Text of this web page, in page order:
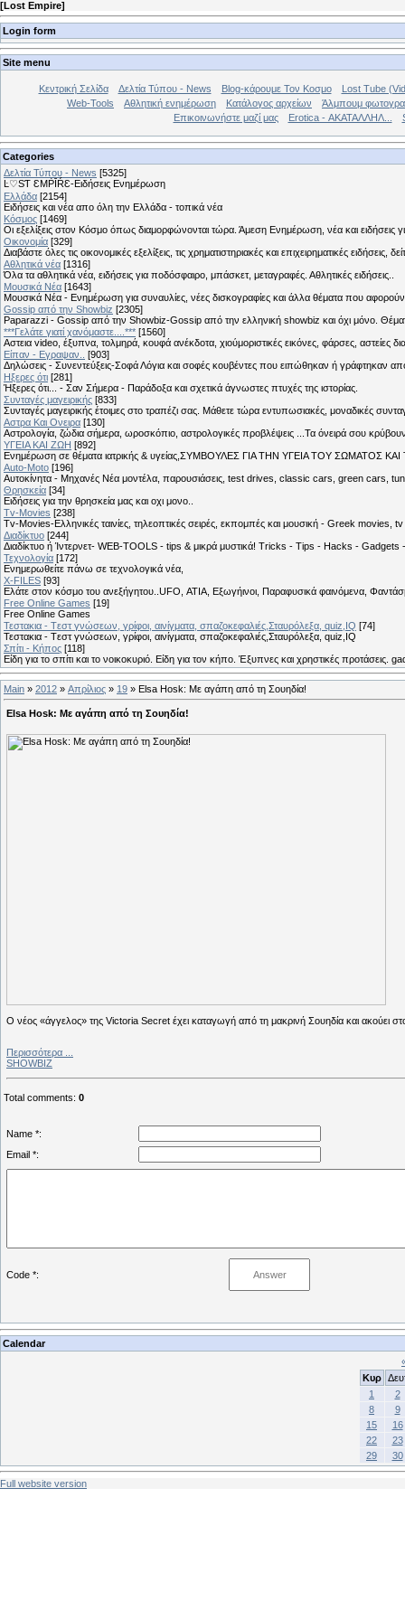
[Lost Empire]
Login form
Site menu
Κεντρική Σελίδα Δελτία Τύπου - News Blog-κάρουμε Τον Κοσμο
Lost Tube
Web-Tools
Αθλητική ενημέρωση Κατάλογος αρχείων
Άλμπουμ
Επικοινωνήστε μαζί μας
Erotica - ΑΚΑΤΑΛΛΗΛ...
Categories
Δελτία Τύπου - News [5325]
Ŀ♡SƬ ƐMṖĪŔƐ-Ειδήσεις Ενημέρωση
Ελλάδα [2154]
Ειδήσεις και νέα απο όλη την Ελλάδα - τοπικά νέα
Κόσμος [1469]
Οι εξελίξεις στον Κόσμο όπως διαμορφώνονται τώρα. Άμεση Ενημέρωση, νέα και
Οικονομία [329]
Διαβάστε όλες τις οικονομικές εξελίξεις, τις χρηματιστηριακές και επιχειρηματικές ειδήσεις,
Αθλητικά νέα [1316]
Όλα τα αθλητικά νέα, ειδήσεις για ποδόσφαιρο, μπάσκετ, μεταγραφές. Αθλητικές ειδήσεις..
Μουσικά Νέα [1643]
Μουσικά Νέα - Ενημέρωση για συναυλίες, νέες δισκογραφίες και άλλα θέματα που
Gossip από την Showbiz [2305]
Paparazzi - Gossip από την Showbiz-Gossip από την ελληνική showbiz και όχι μόνο.
***Γελάτε γιατί χανόμαστε....*** [1560]
Αστεια video, έξυπνα, τολμηρά, κουφά ανέκδοτα, χιούμοριστικές εικόνες, φάρσες, αστείες
Είπαν - Εγραψαν..
[903]
Δηλώσεις - Συνεντεύξεις-Σοφά Λόγια και σοφές κουβέντες που ειπώθηκαν ή
Hξερες ότι [281]
Ήξερες ότι... - Σαν Σήμερα - Παράδοξα και σχετικά άγνωστες πτυχές της ιστορίας.
Συνταγές μαγειρικής [833]
Συνταγές μαγειρικής έτοιμες στο τραπέζι σας. Μάθετε τώρα εντυπωσιακές, μοναδικές
Αστρα Και Ονειρα [130]
Αστρολογία, ζώδια σήμερα, ωροσκόπιο, αστρολογικές προβλέψεις ...Τα όνειρά σου
ΥΓΕΙΑ ΚΑΙ ΖΩΗ [892]
Eνημέρωση σε θέματα ιατρικής & υγείας,ΣΥΜΒΟΥΛΕΣ ΓΙΑ ΤΗΝ ΥΓΕΙΑ ΤΟΥ ΣΩΜΑΤΟΣ
Auto-Moto [196]
Αυτοκίνητα - Μηχανές Νέα μοντέλα, παρουσιάσεις, test drives, classic cars, green cars,
Θρησκεία [34]
Ειδήσεις για την θρησκεία μας και οχι μονο..
Tv-Movies [238]
Tv-Movies-Ελληνικές ταινίες, τηλεοπτικές σειρές, εκπομπές και μουσική - Greek movies,
Διαδίκτυο [244]
Διαδίκτυο ή Ίντερνετ- WEB-TOOLS - tips & μικρά μυστικά! Tricks - Tips - Hacks - Gadgets
Τεχνολογία [172]
Ενημερωθείτε πάνω σε τεχνολογικά νέα,
X-FILES [93]
Ελάτε στον κόσμο του ανεξήγητου..UFO, ΑΤΙΑ, Εξωγήινοι, Παραφυσικά φαινόμενα,
Free Online Games [19]
Free Online Games
Τεστακια - Tεστ γνώσεων, γρίφοι, αινίγματα, σπαζοκεφαλιές,Σταυρόλεξα, quiz,IQ [74]
Τεστακια - Tεστ γνώσεων, γρίφοι, αινίγματα, σπαζοκεφαλιές,Σταυρόλεξα, quiz,IQ
Σπίτι - Κήπος [118]
Είδη για το σπίτι και το νοικοκυριό. Είδη για τον κήπο. Έξυπνες και χρηστικές προτάσεις.
Main » 2012 » Απρίλιος » 19 » Elsa Hosk: Με αγάπη από τη Σουηδία!
Elsa Hosk: Με αγάπη από τη Σουηδία!
Ο νέος «άγγελος» της Victoria Secret έχει καταγωγή από τη μακρινή Σουηδία και ακούει
Περισσότερα ...
SHOWBIZ
Total comments: 0
Name *:
Email *:
Code *:
Calendar
Κυρ
1
2
8
9
15
16
22
23
29
30
Full website version